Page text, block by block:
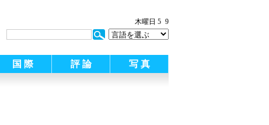
木曜日 5 9
国 際 評 論 写 真